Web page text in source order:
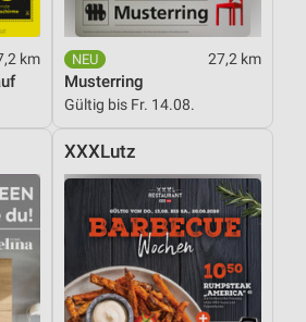
km 27,2 km
Musterring
Gültig bis Fr. 14.08.
XXXLutz